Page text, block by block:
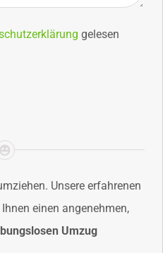
gelesen
Unsere erfahrenen
einen angenehmen,
Umzug